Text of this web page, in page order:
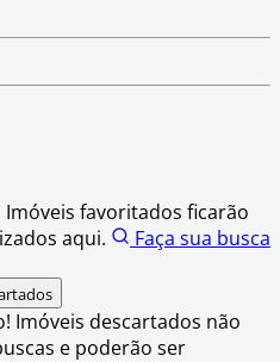
Imóveis favoritados ficarão
aqui.
Faça sua busca
Imóveis descartados não
e poderão ser